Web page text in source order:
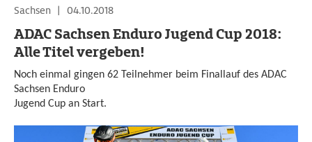
Sachsen | 04.10.2018
ADAC Sachsen Enduro Jugend Cup 2018:
Alle Titel vergeben!
Noch einmal gingen 62 Teilnehmer beim Finallauf des ADAC
Sachsen Enduro
Jugend Cup an Start.